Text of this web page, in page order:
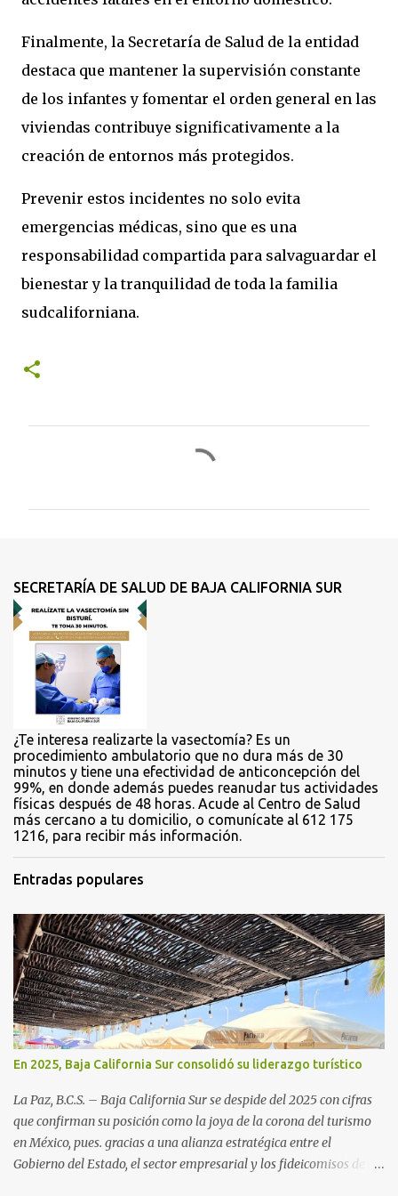
Finalmente, la Secretaría de Salud de la entidad
destaca que mantener la supervisión constante
de los infantes y fomentar el orden general en las
viviendas contribuye significativamente a la
creación de entornos más protegidos.
Prevenir estos incidentes no solo evita
emergencias médicas, sino que es una
responsabilidad compartida para salvaguardar el
bienestar y la tranquilidad de toda la familia
sudcaliforniana.
t
r
o
SECRETARÍA DE SALUD DE BAJA CALIFORNIA SUR
¿Te interesa realizarte la vasectomía? Es un
procedimiento ambulatorio que no dura más de 30
minutos y tiene una efectividad de anticoncepción del
99%, en donde además puedes reanudar tus actividades
físicas después de 48 horas. Acude al Centro de Salud
más cercano a tu domicilio, o comunícate al 612 175
1216, para recibir más información.
Entradas populares
En 2025, Baja California Sur consolidó su liderazgo turístico
La Paz, B.C.S. – Baja California Sur se despide del 2025 con cifras
que confirman su posición como la joya de la corona del turismo
en México, pues. gracias a una alianza estratégica entre el
Gobierno del Estado, el sector empresarial y los fideicomisos de